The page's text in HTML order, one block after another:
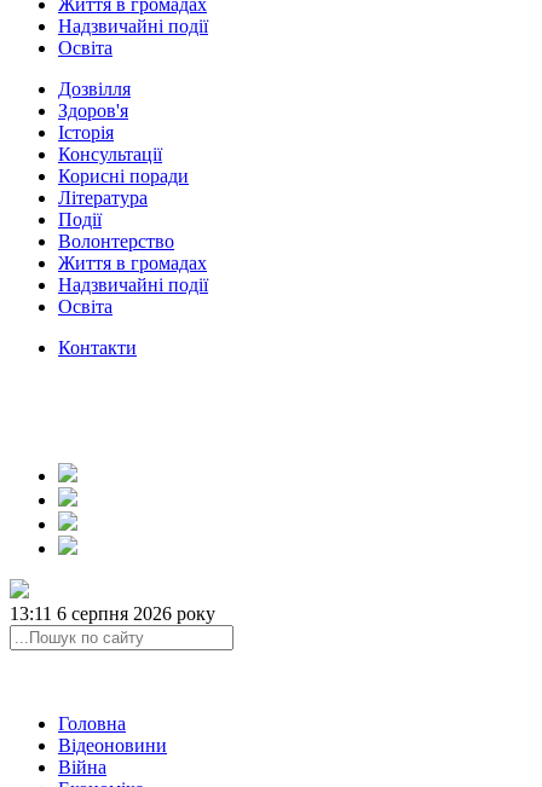
Життя в громадах
Надзвичайні події
Освіта
Дозвілля
Здоров'я
Історія
Консультації
Корисні поради
Література
Події
Волонтерство
Життя в громадах
Надзвичайні події
Освіта
Контакти
13:11 6 серпня 2026 року
Головна
Відеоновини
Війна